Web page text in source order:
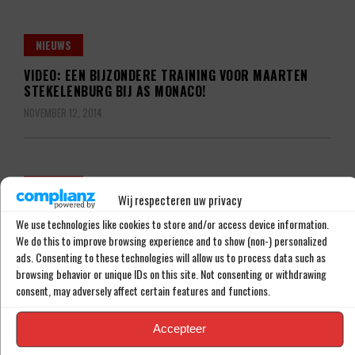
Wij respecteren uw privacy
We use technologies like cookies to store and/or access device information.
We do this to improve browsing experience and to show (non-) personalized
ads. Consenting to these technologies will allow us to process data such as
browsing behavior or unique IDs on this site. Not consenting or withdrawing
consent, may adversely affect certain features and functions.
Accepteer
NIEUWS
VIDEO: EEN BIJZONDERE TRAINING VOOR MAARTEN
STEKELENBURG BIJ AS MONACO!
NOVEMBER 12, 2014
NIEUWS
‘OOK AS MONACO IN DE RACE VOOR FRANK DE BOER’
APRIL 29, 2014
LAATSTE BERICHTEN